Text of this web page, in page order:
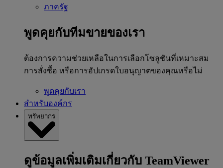
ภาครัฐ
พูดคุยกับทีมขายของเรา
ต้องการความช่วยเหลือในการเลือกโซลูชันที่เหมาะสม
การสั่งซื้อ หรือการอัปเกรดใบอนุญาตของคุณหรือไม่
พูดคุยกับเรา
สำหรับองค์กร
ทรัพยากร
ดูข้อมูลเพิ่มเติมเกี่ยวกับ TeamViewer